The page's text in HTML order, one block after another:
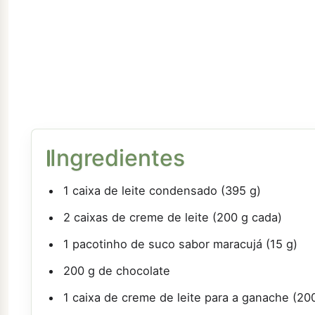
Ingredientes
1 caixa de leite condensado (395 g)
2 caixas de creme de leite (200 g cada)
1 pacotinho de suco sabor maracujá (15 g)
200 g de chocolate
1 caixa de creme de leite para a ganache